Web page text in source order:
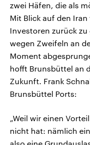
zwei Häfen, die als
Mit Blick auf den
Investoren zurück
wegen Zweifeln an
Moment
hofft Brunsbüttel an
Zukunft. Frank
Brunsbüttel Ports:
„Weil wir einen
nicht hat: nämlich